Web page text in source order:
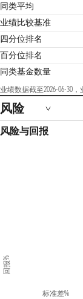
同类平均
业绩比较基准
四分位排名
百分位排名
同类基金数量
业绩数据截至2026-06-30
风险
风险与回报
标准差%
回报%